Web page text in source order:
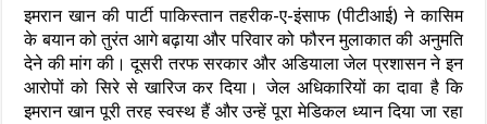
इमरान खान की पार्टी पाकिस्तान तहरीक-ए-इंसाफ (पीटीआई) ने कासिम
के बयान को तुरंत आगे बढ़ाया और परिवार को फौरन मुलाकात की अनुमति
देने की मांग की। दूसरी तरफ सरकार और अडियाला जेल प्रशासन ने इन
आरोपों को सिरे से खारिज कर दिया। जेल अधिकारियों का दावा है कि
इमरान खान पूरी तरह स्वस्थ हैं और उन्हें पूरा मेडिकल ध्यान दिया जा रहा